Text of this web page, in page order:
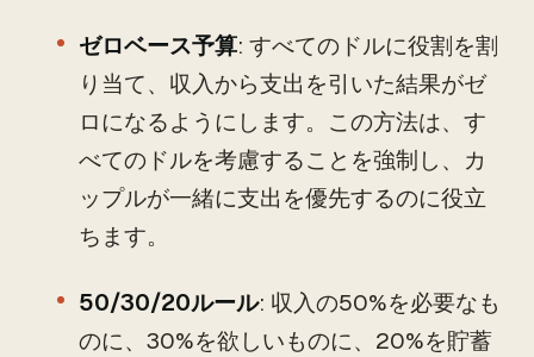
ゼロベース予算: すべてのドルに役割を割
り当て、収入から支出を引いた結果がゼ
ロになるようにします。この方法は、す
べてのドルを考慮することを強制し、カ
ップルが一緒に支出を優先するのに役立
ちます。
50/30/20ルール: 収入の50%を必要なも
のに、30%を欲しいものに、20%を貯蓄